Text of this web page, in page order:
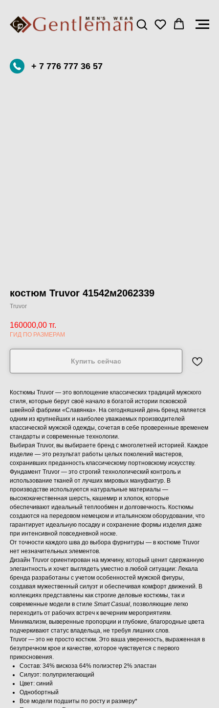
+ 7 776 777 36 57
костюм Truvor 41542м2062339
Truvor
160000,00 тг.
ГИД ПО РАЗМЕРАМ
Купить сейчас
Костюмы Truvor — это воплощение классических традиций мужского
стиля, которые берут своё начало в богатой истории псковской
швейной фабрики «Славянка». На сегодняшний день бренд является
одним из крупнейших и наиболее уважаемых производителей
классической мужской одежды, сочетая в себе проверенные временем
стандарты и современные технологии.
Выбирая Truvor, вы выбираете бренд с многолетней историей. Каждое
изделие — это результат работы целых поколений мастеров,
сохранивших преданность классическому портновскому искусству.
Фундамент Truvor — это строгий технологический контроль и
использование тканей от лучших мировых мануфактур. В
производстве используются натуральные материалы —
высококачественная шерсть, кашемир и хлопок, которые
обеспечивают идеальный теплообмен и долговечность. Костюмы
создаются на передовом немецком и итальянском оборудовании, что
гарантирует идеальную посадку и сохранение формы изделия даже
при интенсивной повседневной носке.
От точности каждого шва до выбора фурнитуры — в костюме Truvor
нет незначительных элементов.
Дизайн Truvor ориентирован на мужчину, который ценит сдержанную
элегантность и хочет выглядеть уместно в любой ситуации: Лекала
бренда разработаны с учетом особенностей мужской фигуры,
создавая мужественный силуэт и обеспечивая комфорт движений. В
коллекциях представлены как строгие деловые костюмы, так и
современные модели в стиле Smart Casual, позволяющие легко
переходить от рабочих встреч к вечерним мероприятиям.
Минимализм, выверенные пропорции и глубокие, благородные цвета
подчеркивают статус владельца, не требуя лишних слов.
Truvor — это не просто костюм. Это ваша уверенность, выраженная в
безупречном крое и качестве, которое чувствуется с первого
прикосновения.
Состав: 34% вискоза 64% полиэстер 2% эластан
Силуэт: полуприлегающий
Цвет: синий
Однобортный
Все модели подшиты по росту и размеру*